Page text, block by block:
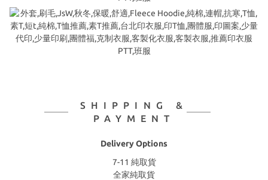
SHIPPING &
PAYMENT
Delivery Options
7-11 純取貨
全家純取貨